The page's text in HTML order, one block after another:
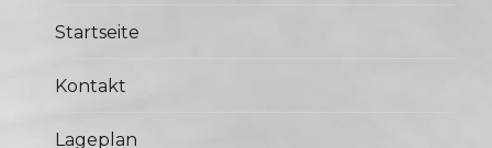
Startseite
Kontakt
Lageplan